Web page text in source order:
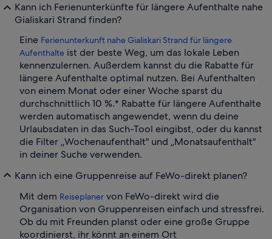
Kann ich Ferienunterkünfte für längere Aufenthalte nahe
Gialiskari Strand finden?
Eine Ferienunterkunft nahe Gialiskari Strand für längere
Aufenthalte ist der beste Weg, um das lokale Leben
kennenzulernen. Außerdem kannst du die Rabatte für
längere Aufenthalte optimal nutzen. Bei Aufenthalten
von einem Monat oder einer Woche sparst du
durchschnittlich 10 %.* Rabatte für längere Aufenthalte
werden automatisch angewendet, wenn du deine
Urlaubsdaten in das Such-Tool eingibst, oder du kannst
die Filter „Wochenaufenthalt" und „Monatsaufenthalt"
in deiner Suche verwenden.
Kann ich eine Gruppenreise auf FeWo-direkt planen?
Mit dem Reiseplaner von FeWo-direkt wird die
Organisation von Gruppenreisen einfach und stressfrei.
Ob du mit Freunden planst oder eine große Gruppe
koordinierst, ihr könnt an einem Ort